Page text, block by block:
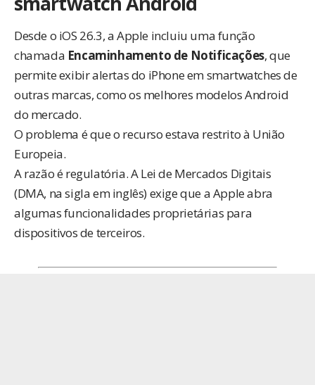
Desde o iOS 26.3, a Apple incluiu uma função
chamada Encaminhamento de Notificações, que
permite exibir alertas do iPhone em smartwatches de
outras marcas, como os melhores modelos Android
do mercado.
O problema é que o recurso estava restrito à União
Europeia.
A razão é regulatória. A Lei de Mercados Digitais
(DMA, na sigla em inglês) exige que a Apple abra
algumas funcionalidades proprietárias para
dispositivos de terceiros.